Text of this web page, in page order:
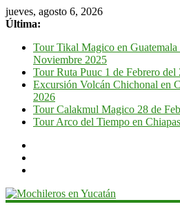
jueves, agosto 6, 2026
Última:
Tour Tikal Magico en
Noviembre 2025
Tour Ruta Puuc 1 de Febrero del
Excursión Volcán Chichonal en
2026
Tour Calakmul Magico 28 de
Tour Arco del Tiempo en